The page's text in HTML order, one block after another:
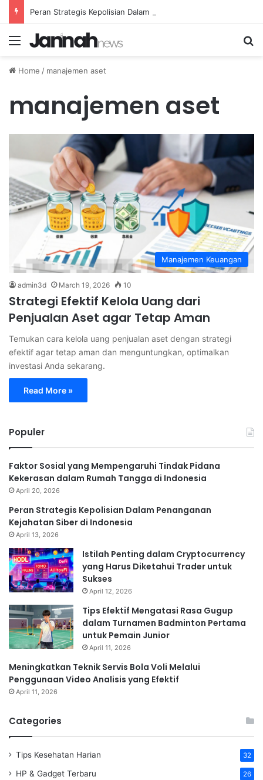
Menu
Home / manajemen aset
manajemen aset
Manajemen Keuangan
admin3d March 19, 2026 10
Strategi Efektif Kelola Uang dari
Penjualan Aset agar Tetap Aman
Temukan cara kelola uang penjualan aset dengan strategi
efektif agar tetap aman dan menguntungkan, optimalkan
investasi Anda sekarang.
Read More »
Populer
Faktor Sosial yang Mempengaruhi Tindak Pidana
Kekerasan dalam Rumah Tangga di Indonesia
April 20, 2026
Peran Strategis Kepolisian Dalam Penanganan
Kejahatan Siber di Indonesia
April 13, 2026
Istilah Penting dalam Cryptocurrency
yang Harus Diketahui Trader untuk
Sukses
April 12, 2026
Tips Efektif Mengatasi Rasa Gugup
dalam Turnamen Badminton Pertama
untuk Pemain Junior
April 11, 2026
Meningkatkan Teknik Servis Bola Voli Melalui
Penggunaan Video Analisis yang Efektif
April 11, 2026
Categories
Tips Kesehatan Harian 32
HP & Gadget Terbaru 26